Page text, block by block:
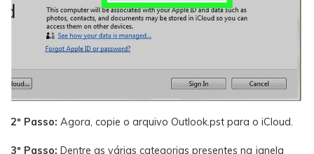
2º Passo: Agora, copie o arquivo Outlook.pst para o iCloud.
3º Passo: Dentre as várias categorias presentes na janela